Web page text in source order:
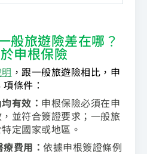
般旅遊險差在哪？
申根保險
，跟一般旅遊險相比，申
條件：
有效： 申根保險必須在申
並符合簽證要求；一般旅
定國家或地區。
費用： 依據申根簽證條例